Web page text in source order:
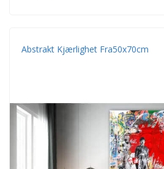
Abstrakt Kjærlighet Fra50x70cm